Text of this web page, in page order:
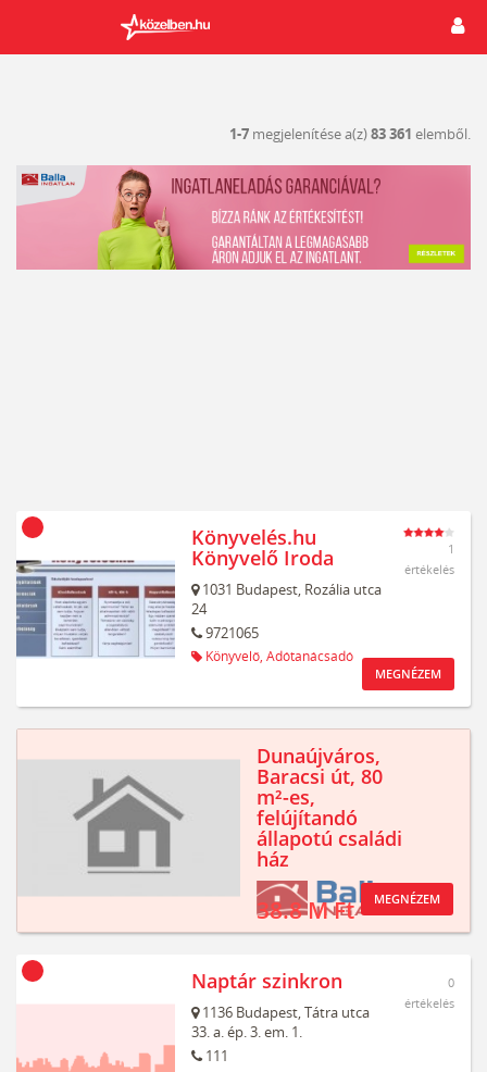
1-7 megjelenítése a(z)83 361 elemből.
Könyvelés.hu
Könyvelő Iroda
1031 Budapest, Rozália utca
24
9721065
Könyvelő, Adótanácsadó
1
értékelés
MEGNÉZEM
Dunaújváros,
Baracsi út, 80
m²-es,
felújítandó
állapotú családi
ház
38.8 M Ft MEGNÉZEM
Naptár szinkron
1136 Budapest,Tátra utca
33. a. ép. 3. em. 1.
111
0
értékelés